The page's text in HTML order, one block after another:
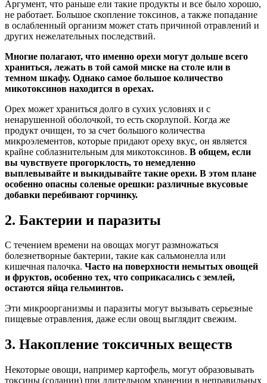
Аргумент, что раньше ели такие продукты и все было хорошо,
не работает. Большое скопление токсинов, а также попадание
в ослабленный организм может стать причиной отравлений и
других нежелательных последствий.
Многие полагают, что именно орехи могут дольше всего
храниться, лежать в той самой миске на столе или в
темном шкафу. Однако самое большое количество
микотоксинов находится в орехах.
Орех может храниться долго в сухих условиях и с
ненарушенной оболочкой, то есть скорлупой. Когда же
продукт очищен, то за счет большого количества
микроэлементов, которые придают ореху вкус, он является
крайне соблазнительным для микотоксинов. В общем, если
вы чувствуете прогорклость, то немедленно
выплевывайте и выкидывайте такие орехи. В этом плане
особенно опасны соленые орешки: различные вкусовые
добавки перебивают горчинку.
2. Бактерии и паразиты
С течением времени на овощах могут размножаться
болезнетворные бактерии, такие как сальмонелла или
кишечная палочка. Часто на поверхности немытых овощей
и фруктов, особенно тех, что соприкасались с землей,
остаются яйца гельминтов.
Эти микроорганизмы и паразиты могут вызывать серьезные
пищевые отравления, даже если овощ выглядит свежим.
3. Накопление токсичных веществ
Некоторые овощи, например картофель, могут образовывать
токсины (соланин) при длительном хранении в неправильных